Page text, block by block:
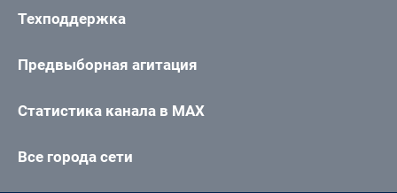
Техподдержка
Предвыборная агитация
Статистика канала в MAX
Все города сети